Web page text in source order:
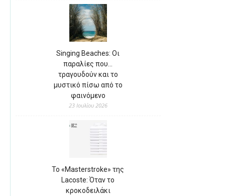
Singing Beaches: Οι
παραλίες που…
τραγουδούν και το
μυστικό πίσω από το
φαινόμενο
23 Ιουλίου 2026
Το «Masterstroke» της
Lacoste: Όταν το
κροκοδειλάκι